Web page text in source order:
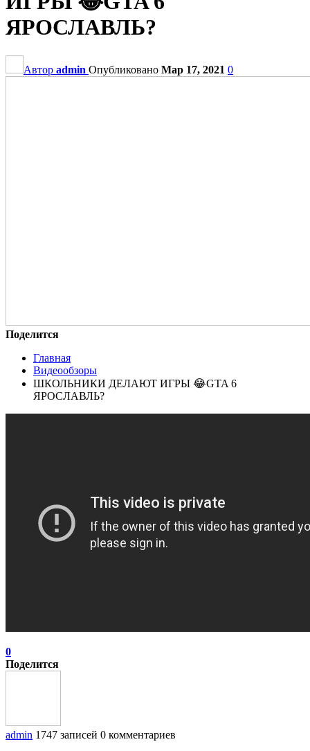
ЯРОСЛАВЛЬ?
Автор admin Опубликовано Мар 17, 2021 0
Поделится
Главная
Видеообзоры
ШКОЛЬНИКИ ДЕЛАЮТ ИГРЫ 😂GTA 6
ЯРОСЛАВЛЬ?
0
Поделится
admin 1747 записей 0 комментариев